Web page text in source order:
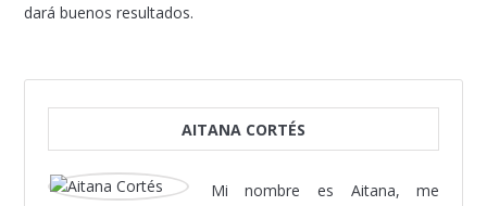
dará buenos resultados.
AITANA CORTÉS
Mi nombre es Aitana, me